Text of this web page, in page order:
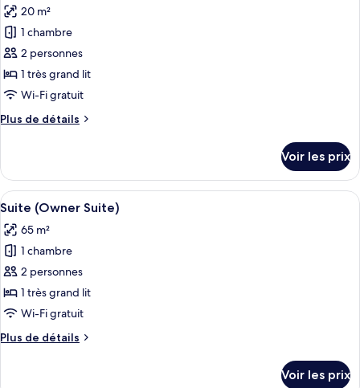
FIT
ROOM
les
photos
pour
ce
type
chambre :
20 m²
1 chambre
2 personnes
1 très grand lit
Wi-Fi gratuit
Plus de détails
Plus
le
type
de
chambre
Chambre
Confort
Voir les prix
Afficher
toutes
les
photos
pour
ce
type
chambre :
Un lit bien fait, agrémenté d’oreillers
17
Suite (Owner Suite)
65 m²
1 chambre
2 personnes
1 très grand lit
Wi-Fi gratuit
Plus de détails
Plus
Voir les prix